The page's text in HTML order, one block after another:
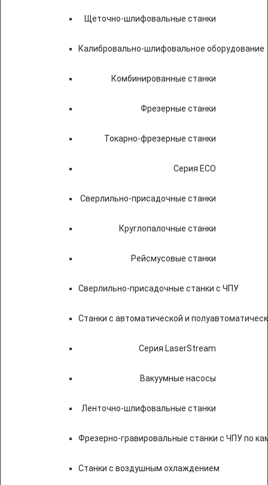
Щеточно-шлифовальные станки
Калибровально-шлифовальное оборудование
Комбинированные станки
Фрезерные станки
Токарно-фрезерные станки
Серия ECO
Сверлильно-присадочные станки
Круглопалочные станки
Рейсмусовые станки
Сверлильно-присадочные станки с ЧПУ
Станки с автоматической и
Серия LaserStream
Вакуумные насосы
Ленточно-шлифовальные станки
Фрезерно-гравировальные станки с ЧПУ по
Станки с воздушным охлаждением